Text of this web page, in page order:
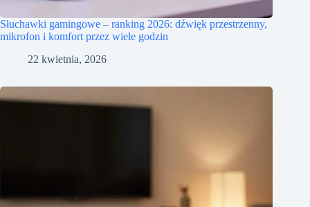
Słuchawki gamingowe – ranking 2026: dźwięk przestrzenny,
mikrofon i komfort przez wiele godzin
22 kwietnia, 2026